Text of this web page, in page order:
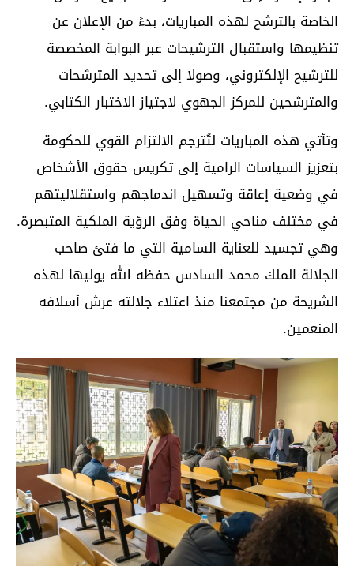
الخاصة بالترشح لهذه المباريات، بدءً من الإعلان عن
تنظيمها واستقبال الترشيحات عبر البوابة المخصصة
للترشيح الإلكتروني، وصولا إلى تحديد المترشحات
والمترشحين للمركز الجهوي لاجتياز الاختبار الكتابي.
وتأتي هذه المباريات لتُترجم الالتزام القوي للحكومة
بتعزيز السياسات الرامية إلى تكريس حقوق الأشخاص
في وضعية إعاقة وتسهيل اندماجهم واستقلاليتهم
في مختلف مناحي الحياة وفق الرؤية الملكية المتبصرة.
وهي تجسيد للعناية السامية التي ما فتئ صاحب
الجلالة الملك محمد السادس حفظه الله يوليها لهذه
الشريحة من مجتمعنا منذ اعتلاء جلالته عرش أسلافه
المنعمين.